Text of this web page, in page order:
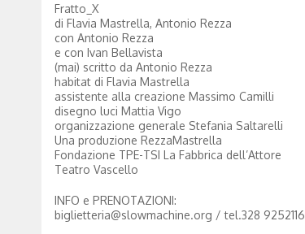
Fratto_X
di Flavia Mastrella, Antonio Rezza
con Antonio Rezza
e con Ivan Bellavista
(mai) scritto da Antonio Rezza
habitat di Flavia Mastrella
assistente alla creazione Massimo Camilli
disegno luci Mattia Vigo
organizzazione generale Stefania Saltarelli
Una produzione RezzaMastrella
Fondazione TPE-TSI La Fabbrica dell’Attore
Teatro Vascello
INFO e PRENOTAZIONI:
biglietteria@slowmachine.org / tel.328 9252116